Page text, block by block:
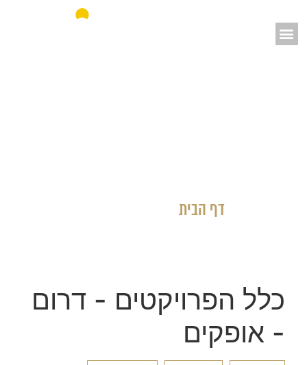
דף הבית
כלל הפרויקטים - דרום
- אופקים